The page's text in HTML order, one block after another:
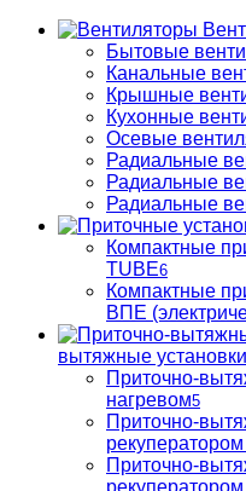
Бытовые
Канальные
Крышные
Кухонные
Осевые
Радиальные
Радиальные
Радиальные
Компактные
TUBE6
Компактные
ВПЕ
вытяжные установки
Приточно-
нагревом5
Приточно-
Приточно-